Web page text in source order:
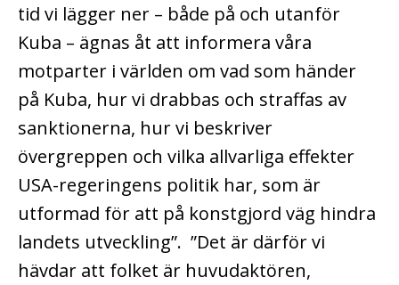
tid vi lägger ner – både på och utanför
Kuba – ägnas åt att informera våra
motparter i världen om vad som händer
på Kuba, hur vi drabbas och straffas av
sanktionerna, hur vi beskriver
övergreppen och vilka allvarliga effekter
USA-regeringens politik har, som är
utformad för att på konstgjord väg hindra
landets utveckling”. ”Det är därför vi
hävdar att folket är huvudaktören,